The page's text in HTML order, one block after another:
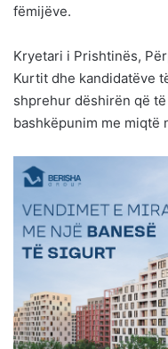
fëmijëve.
Kryetari i Prishtinës,
Kurtit dhe kandidatëve
shprehur dëshirën që
bashkëpunim me miqtë